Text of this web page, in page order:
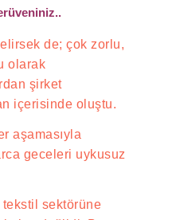
de; çok zorlu,
olarak
şirket
içerisinde oluştu.
aşamasıyla
geceleri uykusuz
sektörüne